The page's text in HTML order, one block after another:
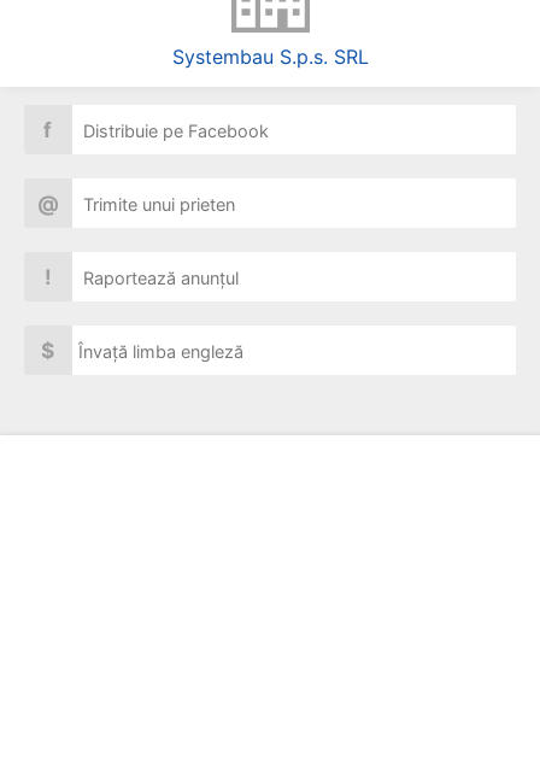
Systembau S.p.s. SRL
f Distribuie pe Facebook
@ Trimite unui prieten
! Raportează anunțul
$ Învață limba engleză